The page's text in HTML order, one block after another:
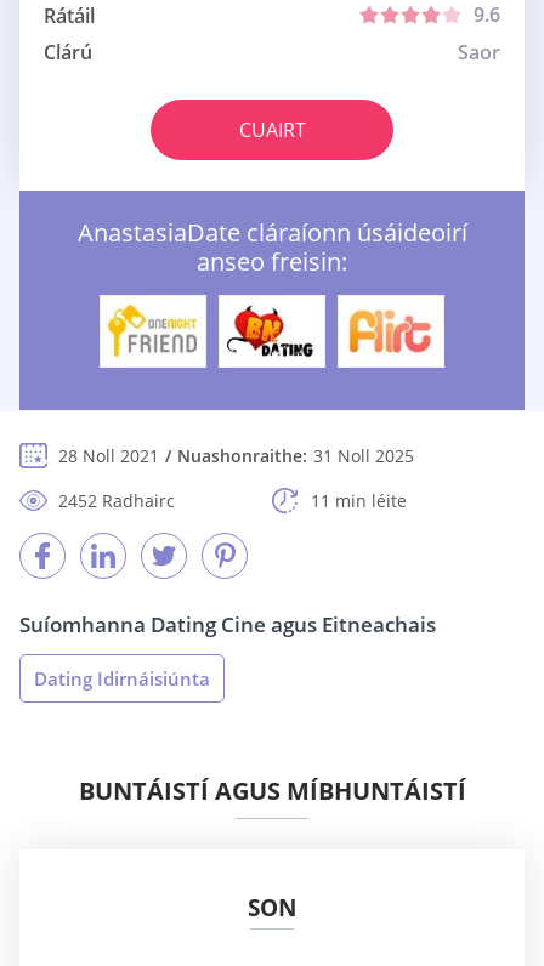
Rátáil
9.6
Clárú
Saor
CUAIRT
AnastasiaDate cláraíonn úsáideoirí
anseo freisin:
28 Noll 2021 Nuashonraithe: 31 Noll 2025
2452 Radhairc
11 min léite
Suíomhanna Dating Cine agus Eitneachais
Dating Idirnáisiúnta
BUNTÁISTÍ AGUS MÍBHUNTÁISTÍ
SON